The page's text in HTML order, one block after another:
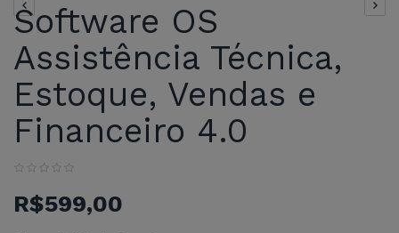
Software OS
Assistência Técnica,
Estoque, Vendas e
Financeiro 4.0
R$599,00